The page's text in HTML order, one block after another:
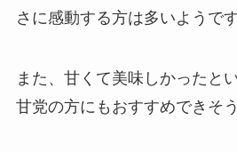
さに感動する方は多いようです
また、甘くて美味しかったと
甘党の方にもおすすめできそう